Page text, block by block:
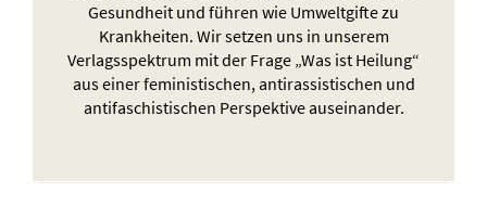
Gesundheit und führen wie Umweltgifte zu
Krankheiten. Wir setzen uns in unserem
Verlagsspektrum mit der Frage „Was ist Heilung“
aus einer feministischen, antirassistischen und
antifaschistischen Perspektive auseinander.